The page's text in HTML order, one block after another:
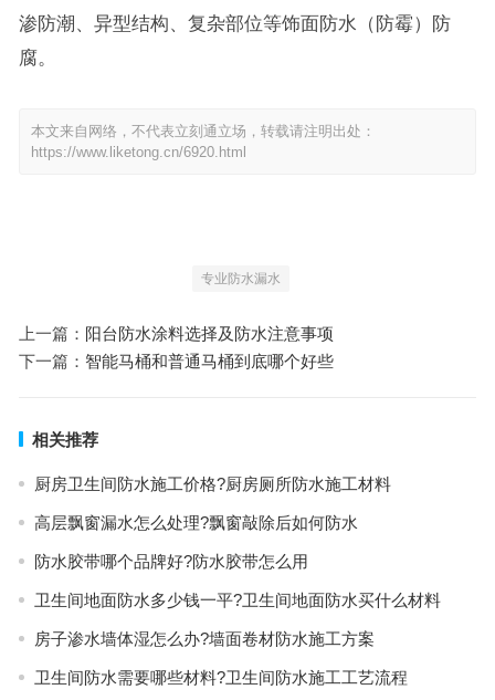
渗防潮、异型结构、复杂部位等饰面防水（防霉）防
腐。
本文来自网络，不代表立刻通立场，转载请注明出处：
https://www.liketong.cn/6920.html
专业防水漏水
上一篇： 阳台防水涂料选择及防水注意事项
下一篇： 智能马桶和普通马桶到底哪个好些
相关推荐
厨房卫生间防水施工价格?厨房厕所防水施工材料
高层飘窗漏水怎么处理?飘窗敲除后如何防水
防水胶带哪个品牌好?防水胶带怎么用
卫生间地面防水多少钱一平?卫生间地面防水买什么材料
房子渗水墙体湿怎么办?墙面卷材防水施工方案
卫生间防水需要哪些材料?卫生间防水施工工艺流程